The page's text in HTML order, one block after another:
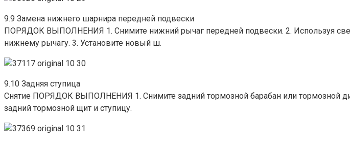
9.9 Замена нижнего шарнира передней подвески
ПОРЯДОК ВЫПОЛНЕНИЯ 1. Снимите нижний рычаг передней подвески. 2. Используя
нижнему рычагу. 3. Установите новый ш.
9.10 Задняя ступица
Снятие ПОРЯДОК ВЫПОЛНЕНИЯ 1. Снимите задний тормозной барабан или тормозной
задний тормозной щит и ступицу.